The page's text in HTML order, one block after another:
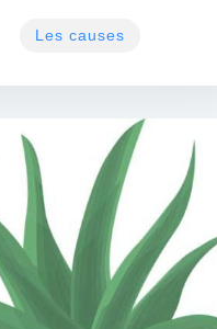
Les causes